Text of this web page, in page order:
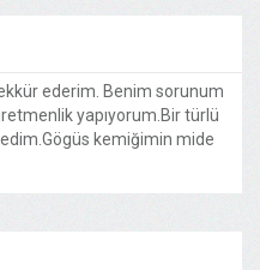
ederim. Benim sorunum
yapıyorum.Bir türlü
kemiğimin mide